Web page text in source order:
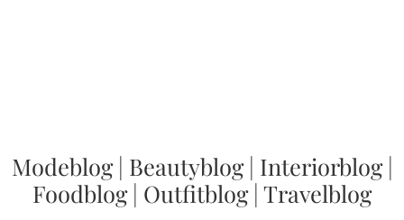
Modeblog| Beautyblog| Interiorblog|
Foodblog| Outfitblog| Travelblog